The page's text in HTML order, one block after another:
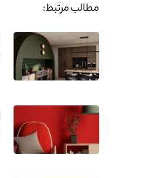
مطالب مرتبط: